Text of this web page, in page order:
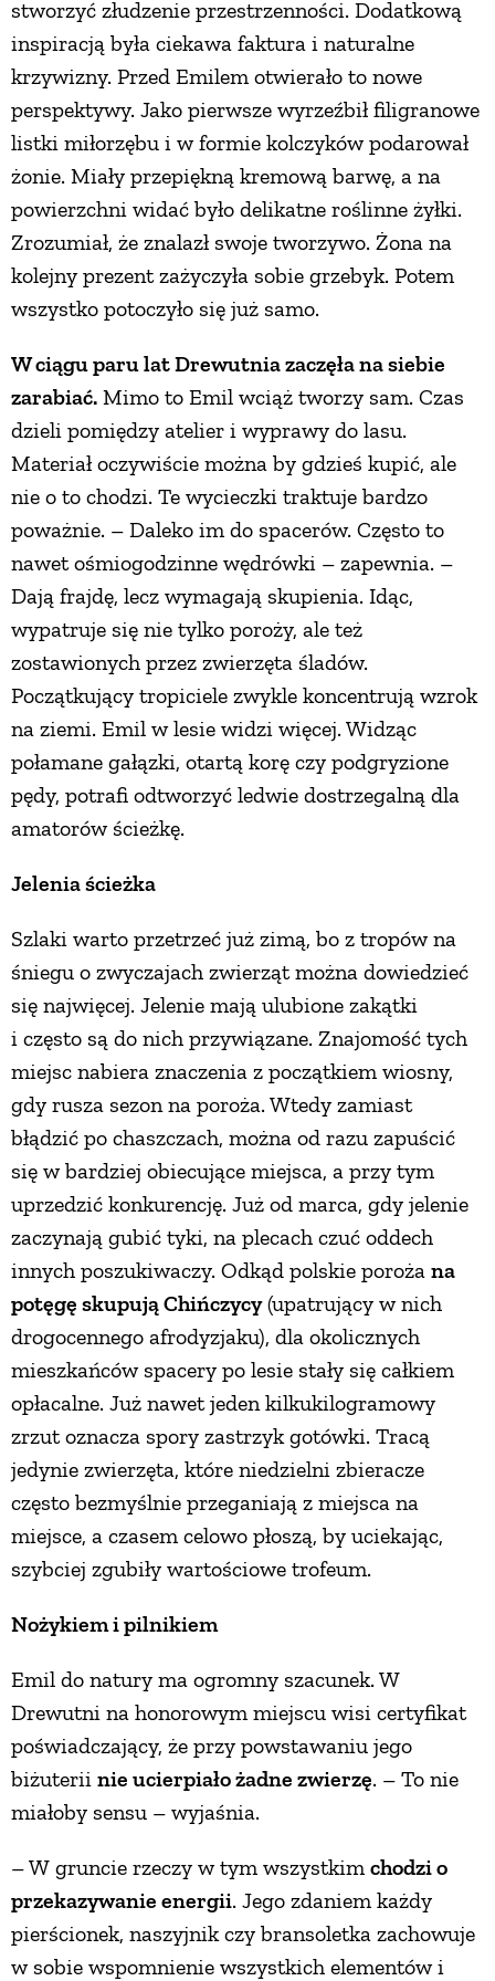
stworzyć złudzenie przestrzenności. Dodatkową
inspiracją była ciekawa faktura i naturalne
krzywizny. Przed Emilem otwierało to nowe
perspektywy. Jako pierwsze wyrzeźbił filigranowe
listki miłorzębu i w formie kolczyków podarował
żonie. Miały przepiękną kremową barwę, a na
powierzchni widać było delikatne roślinne żyłki.
Zrozumiał, że znalazł swoje tworzywo. Żona na
kolejny prezent zażyczyła sobie grzebyk. Potem
wszystko potoczyło się już samo.
W ciągu paru lat Drewutnia zaczęła na siebie
zarabiać. Mimo to Emil wciąż tworzy sam. Czas
dzieli pomiędzy atelier i wyprawy do lasu.
Materiał oczywiście można by gdzieś kupić, ale
nie o to chodzi. Te wycieczki traktuje bardzo
poważnie. – Daleko im do spacerów. Często to
nawet ośmiogodzinne wędrówki – zapewnia. –
Dają frajdę, lecz wymagają skupienia. Idąc,
wypatruje się nie tylko poroży, ale też
zostawionych przez zwierzęta śladów.
Początkujący tropiciele zwykle koncentrują wzrok
na ziemi. Emil w lesie widzi więcej. Widząc
połamane gałązki, otartą korę czy podgryzione
pędy, potrafi odtworzyć ledwie dostrzegalną dla
amatorów ścieżkę.
Jelenia ścieżka
Szlaki warto przetrzeć już zimą, bo z tropów na
śniegu o zwyczajach zwierząt można dowiedzieć
się najwięcej. Jelenie mają ulubione zakątki
i często są do nich przywiązane. Znajomość tych
miejsc nabiera znaczenia z początkiem wiosny,
gdy rusza sezon na poroża. Wtedy zamiast
błądzić po chaszczach, można od razu zapuścić
się w bardziej obiecujące miejsca, a przy tym
uprzedzić konkurencję. Już od marca, gdy jelenie
zaczynają gubić tyki, na plecach czuć oddech
innych poszukiwaczy. Odkąd polskie poroża na
potęgę skupują Chińczycy(upatrujący w nich
drogocennego afrodyzjaku), dla okolicznych
mieszkańców spacery po lesie stały się całkiem
opłacalne. Już nawet jeden kilkukilogramowy
zrzut oznacza spory zastrzyk gotówki. Tracą
jedynie zwierzęta, które niedzielni zbieracze
często bezmyślnie przeganiają z miejsca na
miejsce, a czasem celowo płoszą, by uciekając,
szybciej zgubiły wartościowe trofeum.
Nożykiem i pilnikiem
Emil do natury ma ogromny szacunek. W
Drewutni na honorowym miejscu wisi certyfikat
poświadczający, że przy powstawaniu jego
biżuterii nie ucierpiało żadne zwierzę. – To nie
miałoby sensu – wyjaśnia.
– W gruncie rzeczy w tym wszystkim chodzi o
przekazywanie energii. Jego zdaniem każdy
pierścionek, naszyjnik czy bransoletka zachowuje
w sobie wspomnienie wszystkich elementów i